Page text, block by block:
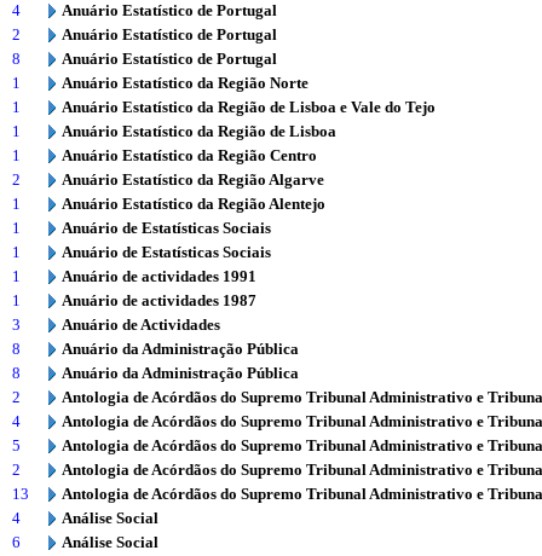
4
Anuário Estatístico de Portugal
2
Anuário Estatístico de Portugal
8
Anuário Estatístico de Portugal
1
Anuário Estatístico da Região Norte
1
Anuário Estatístico da Região de Lisboa e Vale do Tejo
1
Anuário Estatístico da Região de Lisboa
1
Anuário Estatístico da Região Centro
2
Anuário Estatístico da Região Algarve
1
Anuário Estatístico da Região Alentejo
1
Anuário de Estatísticas Sociais
1
Anuário de Estatísticas Sociais
1
Anuário de actividades 1991
1
Anuário de actividades 1987
3
Anuário de Actividades
8
Anuário da Administração Pública
8
Anuário da Administração Pública
2
Antologia de Acórdãos do Supremo Tribunal Administrativo e
4
Antologia de Acórdãos do Supremo Tribunal Administrativo e
5
Antologia de Acórdãos do Supremo Tribunal Administrativo e
2
Antologia de Acórdãos do Supremo Tribunal Administrativo e
13
Antologia de Acórdãos do Supremo Tribunal Administrativo e
4
Análise Social
6
Análise Social